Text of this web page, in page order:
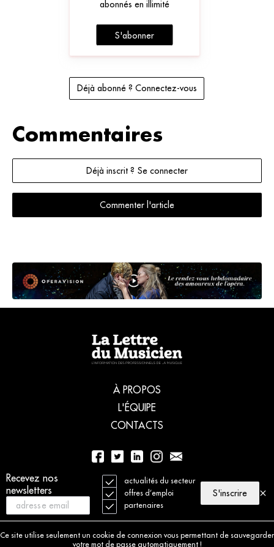
Recevez nos
newsletters
actualités du secteur
offres d’emploi
partenaires
S'inscrire
Ce site utilise seulement un cookie de connexion vous permettant de sauvegarder
votre mot de passe automatiquement !
abonnés en illimité
S'abonner
Déjà abonné ? Connectez-vous
Commentaires
Déjà inscrit ? Se connecter
Commenter l'article
À PROPOS
L'ÉQUIPE
CONTACTS
01 56 77 04 00
© 2021 La Lettre du Musicien. Tous droits réservés
Charte déontologique